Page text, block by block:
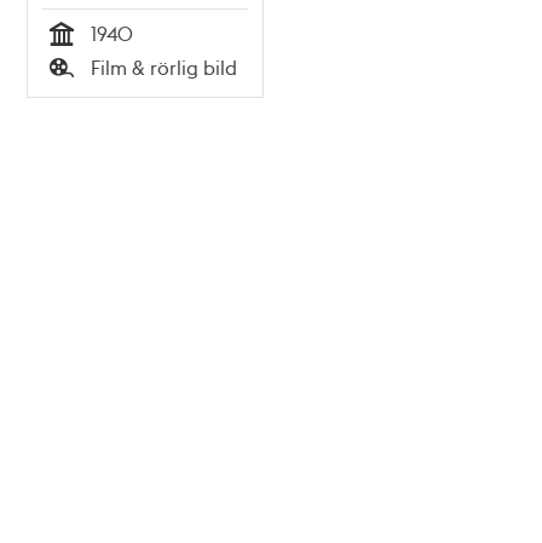
Tid
1940
Typ
Film & rörlig bild